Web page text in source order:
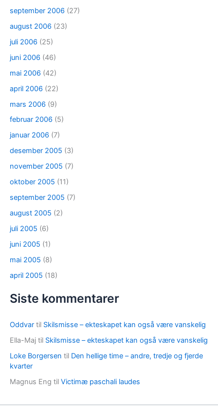
september 2006 (27)
august 2006 (23)
juli 2006 (25)
juni 2006 (46)
mai 2006 (42)
april 2006 (22)
mars 2006 (9)
februar 2006 (5)
januar 2006 (7)
desember 2005 (3)
november 2005 (7)
oktober 2005 (11)
september 2005 (7)
august 2005 (2)
juli 2005 (6)
juni 2005 (1)
mai 2005 (8)
april 2005 (18)
Siste kommentarer
Oddvar til Skilsmisse – ekteskapet kan også være vanskelig
Ella-Maj til Skilsmisse – ekteskapet kan også være vanskelig
Loke Borgersen til Den hellige time – andre, tredje og fjerde
kvarter
Magnus Eng til Victimæ paschali laudes